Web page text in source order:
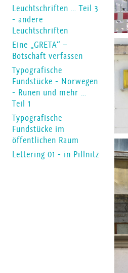
Leuchtschriften … Teil 3
- andere
Leuchtschriften
Eine „GRETA“ –
Botschaft verfassen
Typografische
Fundstücke - Norwegen
- Runen und mehr …
Teil 1
Typografische
Fundstücke im
öffentlichen Raum
Lettering 01 - in Pillnitz